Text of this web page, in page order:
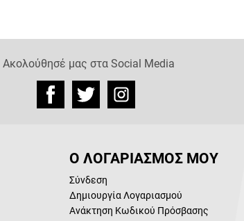
Ακολούθησέ μας στα Social Media
Ο ΛΟΓΑΡΙΑΣΜΟΣ ΜΟΥ
Σύνδεση
Δημιουργία Λογαριασμού
Ανάκτηση Κωδικού Πρόσβασης